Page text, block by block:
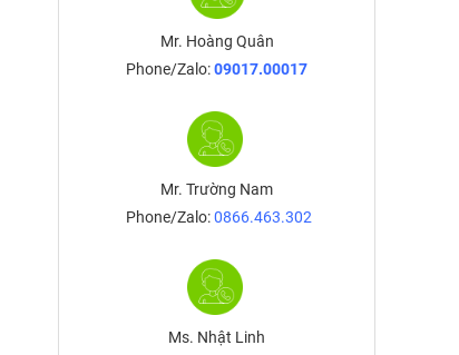
Mr. Hoàng Quân
Phone/Zalo:09017.00017
Mr. Trường Nam
Phone/Zalo:0866.463.302
Ms. Nhật Linh